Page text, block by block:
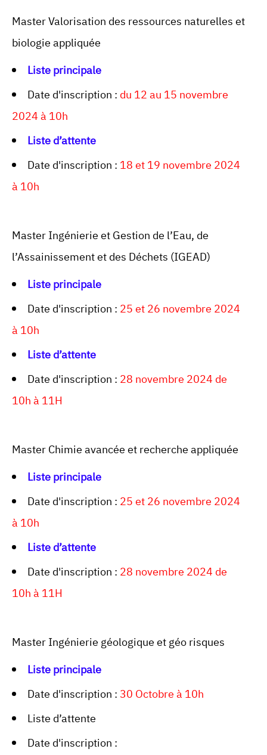
Master Valorisation des ressources naturelles et
biologie appliquée
Liste principale
Date d'inscription : du 12 au 15 novembre
2024 à 10h
Liste d’attente
Date d'inscription : 18 et 19 novembre 2024
à 10h
Master Ingénierie et Gestion de l’Eau, de
l’Assainissement et des Déchets (IGEAD)
Liste principale
Date d'inscription : 25 et 26 novembre 2024
à 10h
Liste d’attente
Date d'inscription : 28 novembre 2024 de
10h à 11H
Master Chimie avancée et recherche appliquée
Liste principale
Date d'inscription : 25 et 26 novembre 2024
à 10h
Liste d’attente
Date d'inscription : 28 novembre 2024 de
10h à 11H
Master Ingénierie géologique et géo risques
Liste principale
Date d'inscription : 30 Octobre à 10h
Liste d’attente
Date d'inscription :